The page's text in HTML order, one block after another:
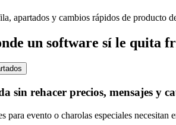
apartados y cambios rápidos de producto
un software sí le quita
sin rehacer precios, mensajes y
para evento o charolas especiales